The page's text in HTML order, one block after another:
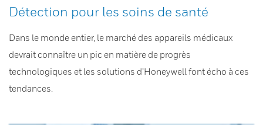
Détection pour les soins de santé
Dans le monde entier, le marché des appareils médicaux
devrait connaître un pic en matière de progrès
technologiques et les solutions d’Honeywell font écho à ces
tendances.